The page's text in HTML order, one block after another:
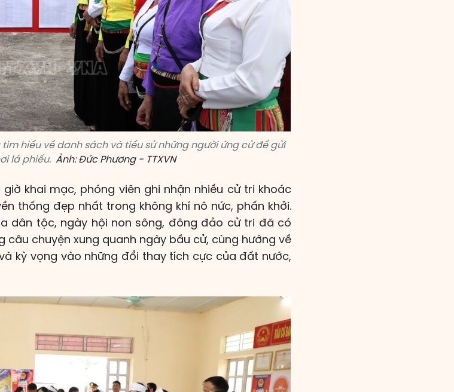
hiểu về danh sách và tiểu sử những người ứng cử để gửi
lá phiếu. Ảnh: Đức Phương - TTXVN
khai mạc, phóng viên ghi nhận nhiều cử tri khoác
thống đẹp nhất trong không khí nô nức, phấn khởi.
dân tộc, ngày hội non sông, đông đảo cử tri đã có
chuyện xung quanh ngày bầu cử, cùng hướng về
kỳ vọng vào những đổi thay tích cực của đất nước,